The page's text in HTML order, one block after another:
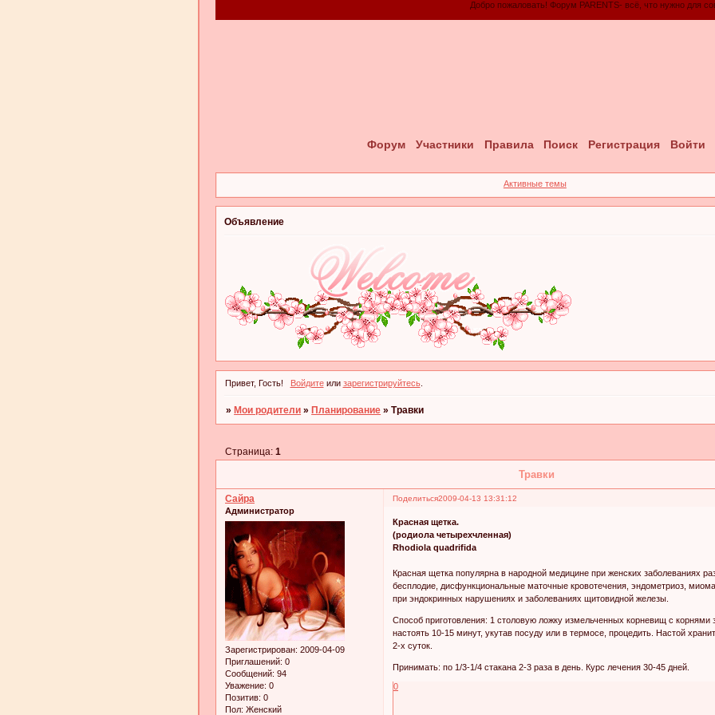
Добро пожаловать! Форум PARENTS- всё, что нужно для
Форум Участники Правила Поиск Регистрация Войти
Активные темы
Объявление
Привет, Гость! Войдитеили зарегистрируйтесь.
» Мои родители » Планирование »Травки
Травки
Страница:1
Поделиться2009-04-13 13:31:12
Сайра
Администратор
Зарегистрирован: 2009-04-09
Приглашений: 0
Сообщений: 94
Уважение: 0
Позитив: 0
Пол: Женский
Красная щетка.
(родиола четырехчленная)
Rhodiola quadrifida
Красная щетка популярна в народной медицине при женских заболеваниях
бесплодие, дисфункциональные маточные кровотечения, эндометриоз,
при эндокринных нарушениях и заболеваниях щитовидной железы.
Способ приготовления: 1 столовую ложку измельченных корневищ с корнями
настоять 10-15 минут, укутав посуду или в термосе, процедить. Настой
2-х суток.
Принимать: по 1/3-1/4 стакана 2-3 раза в день. Курс лечения 30-45 дней.
0